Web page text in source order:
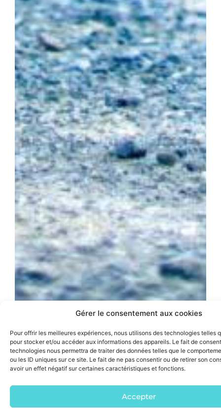
Gérer le consentement aux cookies
Pour offrir les meilleures expériences, nous utilisons des technologies telles
pour stocker et/ou accéder aux informations des appareils. Le fait de
technologies nous permettra de traiter des données telles que le
ou les ID uniques sur ce site. Le fait de ne pas consentir ou de retirer son
avoir un effet négatif sur certaines caractéristiques et fonctions.
Accepter